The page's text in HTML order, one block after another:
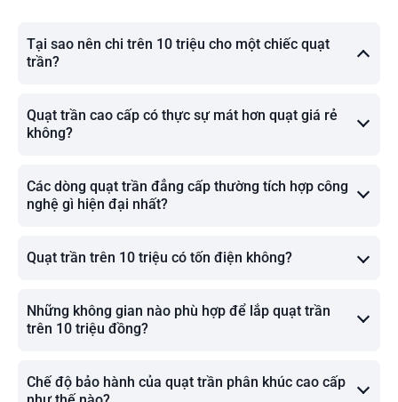
Tại sao nên chi trên 10 triệu cho một chiếc quạt
trần?
Quạt trần cao cấp có thực sự mát hơn quạt giá rẻ
không?
Các dòng quạt trần đẳng cấp thường tích hợp công
nghệ gì hiện đại nhất?
Quạt trần trên 10 triệu có tốn điện không?
Những không gian nào phù hợp để lắp quạt trần
trên 10 triệu đồng?
Chế độ bảo hành của quạt trần phân khúc cao cấp